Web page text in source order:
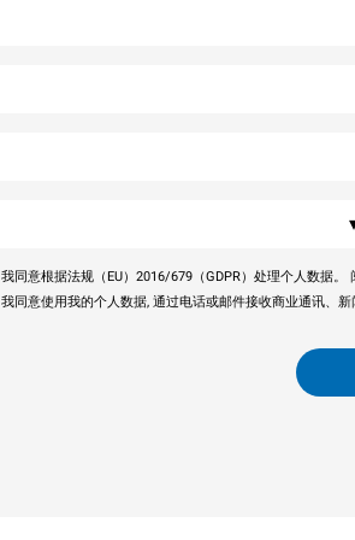
我同意根据法规（EU）2016/679（GDPR）处理个人数据。
我同意使用我的个人数据, 通过电话或邮件接收商业通讯、